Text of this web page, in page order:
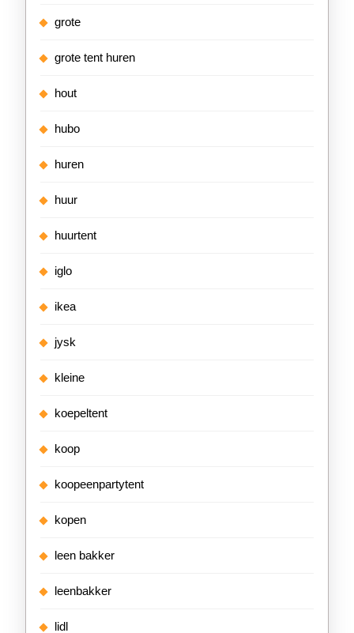
grote
grote tent huren
hout
hubo
huren
huur
huurtent
iglo
ikea
jysk
kleine
koepeltent
koop
koopeenpartytent
kopen
leen bakker
leenbakker
lidl